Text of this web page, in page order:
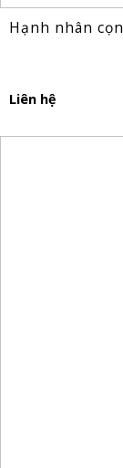
Hạnh nhân
Liên hệ